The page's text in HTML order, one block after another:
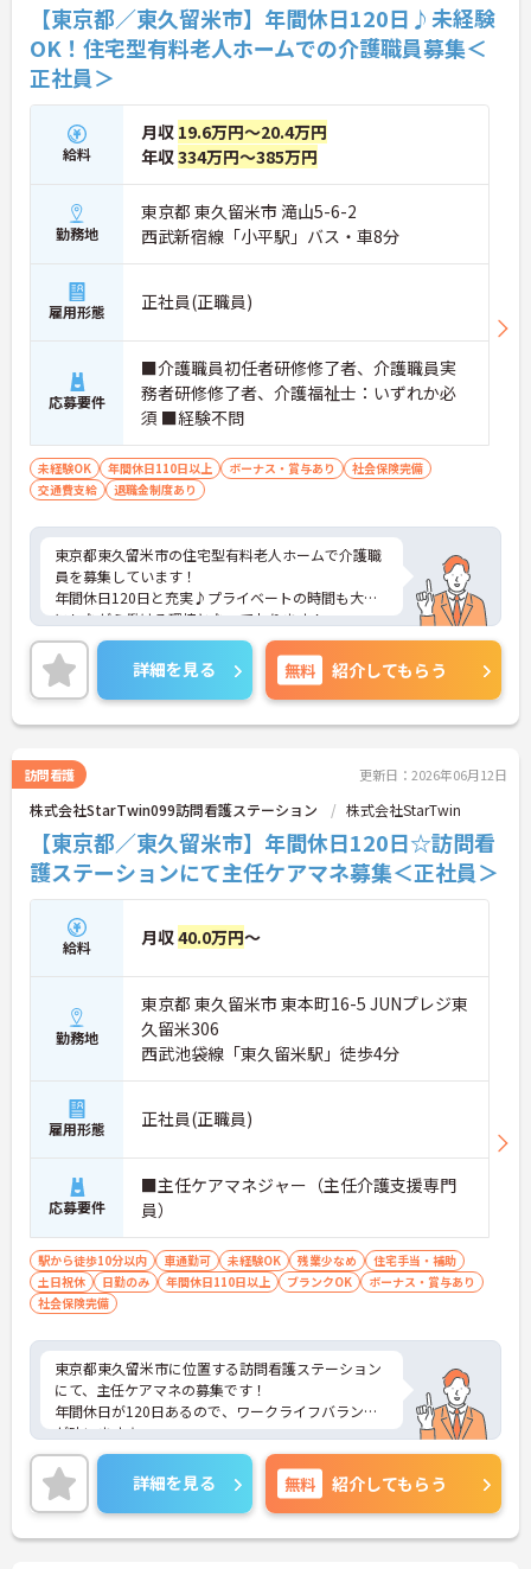
【東京都／東久留米市】年間休日120日♪未経験
OK！住宅型有料老人ホームでの介護職員募集＜
正社員＞
給料
月収 19.6万円～20.4万円
年収334万円～385万円
勤務地
東京都 東久留米市 滝山5-6-2
西武新宿線「小平駅」バス・車8分
雇用形態 正社員(正職員)
応募要件
■介護職員初任者研修修了者、介護職員実
務者研修修了者、介護福祉士：いずれか必
須 ■経験不問
未経験OK 年間休日110日以上 ボーナス・賞与あり
社会保険完備
交通費支給
退職金制度あり
東京都東久留米市の住宅型有料老人ホームで介護職
員を募集しています！
年間休日120日と充実♪プライベートの時間も大切
にしながら働ける環境となっております！
未経験の方も応募OK！資格を活かして介護のお仕事
に挑戦してみませんか？
ご興味のある方は、面接のポイントをお伝えします
のでご連絡ください！
詳細を見る 無料 紹介してもらう
訪問看護 更新日：2026年06月12日
株式会社StarTwin099訪問看護ステーション 株式会社StarTwin
【東京都／東久留米市】年間休日120日☆訪問看
護ステーションにて主任ケアマネ募集＜正社員＞
給料 月収40.0万円～
勤務地
東京都 東久留米市 東本町16-5 JUNプレジ東
久留米306
西武池袋線「東久留米駅」徒歩4分
雇用形態 正社員(正職員)
応募要件
■主任ケアマネジャー（主任介護支援専門
員）
駅から徒歩10分以内 車通勤可 未経験OK 残業少なめ
住宅手当・補助
土日祝休
日勤のみ 年間休日110日以上 ブランクOK
ボーナス・賞与あり
社会保険完備
東京都東久留米市に位置する訪問看護ステーション
にて、主任ケアマネの募集です！
年間休日が120日あるので、ワークライフバランス
が叶います☆
また、インセンティブがあるので、モチベーション
を保ちながら働くことができます♪
さらに、マイカー通勤可能で無料駐車場もあるの
で、通勤らくらくです◎
ご興味のある方には、面接対策ポイントなど、さら
詳細を見る 無料 紹介してもらう